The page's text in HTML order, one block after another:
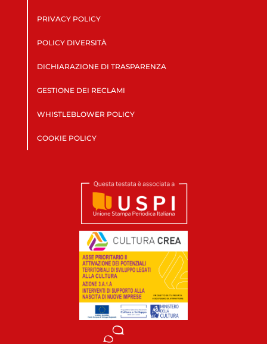
PRIVACY POLICY
POLICY DIVERSITÀ
DICHIARAZIONE DI TRASPARENZA
GESTIONE DEI RECLAMI
WHISTLEBLOWER POLICY
COOKIE POLICY